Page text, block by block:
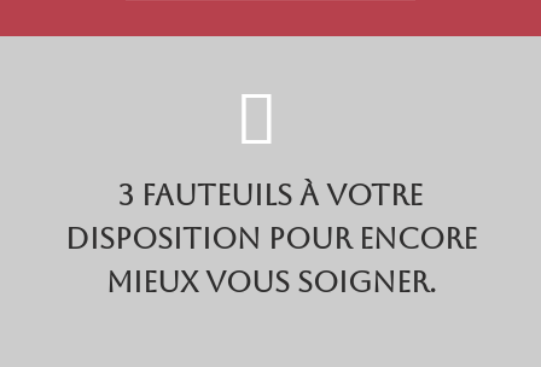
3 FAUTEUILS À VOTRE
DISPOSITION POUR ENCORE
MIEUX VOUS SOIGNER.